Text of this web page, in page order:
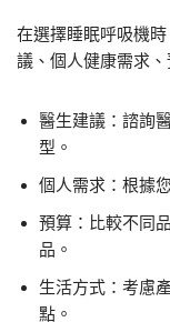
在選擇睡眠呼吸機
議、個人健康需求
醫生建議：諮詢
型。
個人需求：根據
預算：比較不同
品。
生活方式：考慮
點。